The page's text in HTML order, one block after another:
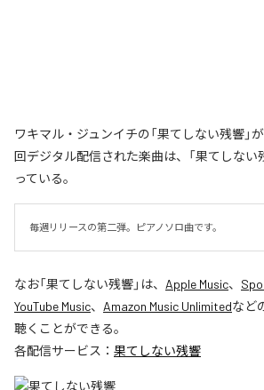
ワキマル・ジュンイチの「果てしない残響」
回デジタル配信された楽曲は、「果てしない
っている。
毎週リリースの第二弾。ピアノソロ曲です。
なお「果てしない残響」は、 Apple Music、
YouTube Music、 Amazon Music Unlimitedなど
聴くことができる。
各配信サービス： 果てしない残響